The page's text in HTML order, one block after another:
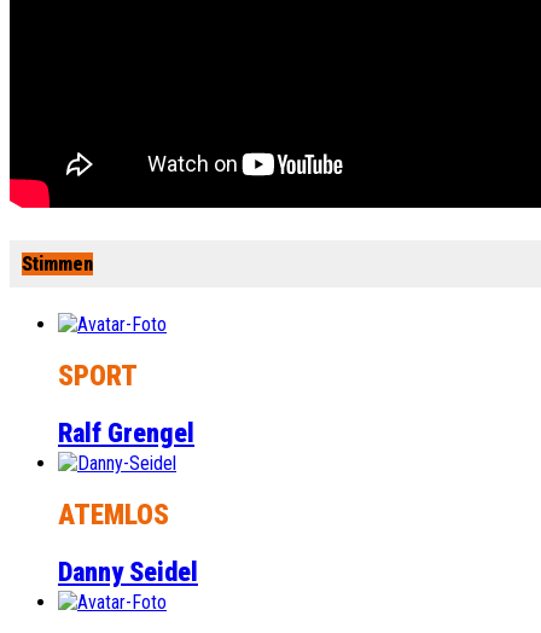
Stimmen
SPORT
Ralf Grengel
ATEMLOS
Danny Seidel